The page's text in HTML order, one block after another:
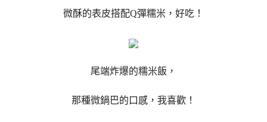
微酥的表皮搭配Q彈糯米，好吃！
尾端炸爆的糯米飯，
那種微鍋巴的口感，我喜歡！